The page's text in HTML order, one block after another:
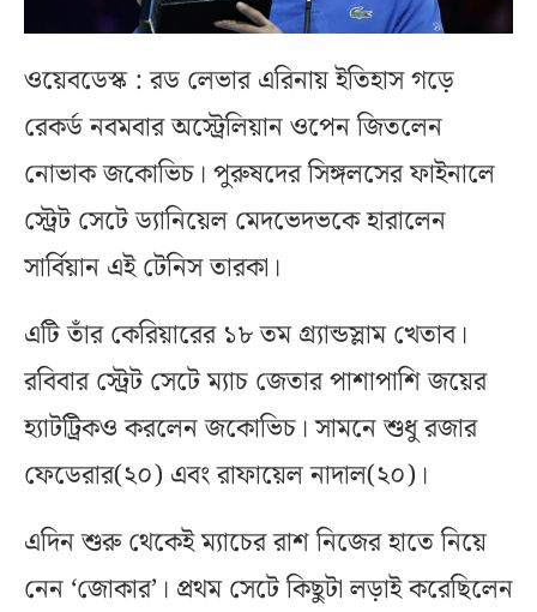
ওয়েবডেস্ক : রড লেভার এরিনায় ইতিহাস গড়ে
রেকর্ড নবমবার অস্ট্রেলিয়ান ওপেন জিতলেন
নোভাক জকোভিচ। পুরুষদের সিঙ্গলসের ফাইনালে
স্ট্রেট সেটে ড্যানিয়েল মেদভেদভকে হারালেন
সার্বিয়ান এই টেনিস তারকা।
এটি তাঁর কেরিয়ারের ১৮ তম গ্র্যান্ডস্লাম খেতাব।
রবিবার স্ট্রেট সেটে ম্যাচ জেতার পাশাপাশি জয়ের
হ্যাটট্রিকও করলেন জকোভিচ। সামনে শুধু রজার
ফেডেরার(২০) এবং রাফায়েল নাদাল(২০)।
এদিন শুরু থেকেই ম্যাচের রাশ নিজের হাতে নিয়ে
নেন ‘জোকার’। প্রথম সেটে কিছুটা লড়াই করেছিলেন